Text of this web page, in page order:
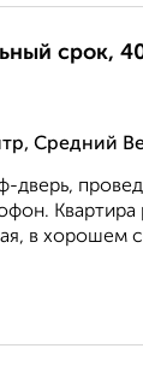
срок,
Средний
дверь,
в хорошем